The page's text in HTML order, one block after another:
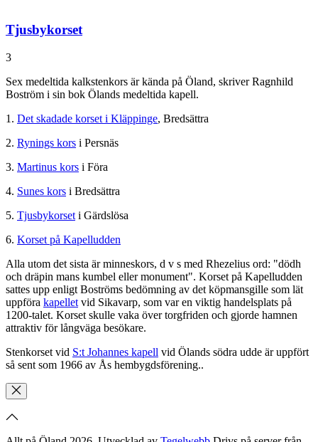
Tjusbykorset
3
Sex medeltida kalkstenkors är kända på Öland, skriver Ragnhild
Boström i sin bok Ölands medeltida kapell.
1. Det skadade korset i Kläppinge, Bredsättra
2. Rynings kors i Persnäs
3. Martinus kors i Föra
4. Sunes kors i Bredsättra
5. Tjusbykorset i Gärdslösa
6. Korset på Kapelludden
Alla utom det sista är minneskors, d v s med Rhezelius ord: "dödh
och dräpin mans kumbel eller monument". Korset på Kapelludden
sattes upp enligt Boströms bedömning av det köpmansgille som lät
uppföra kapellet vid Sikavarp, som var en viktig handelsplats på
1200-talet. Korset skulle vaka över torgfriden och gjorde hamnen
attraktiv för långväga besökare.
Stenkorset vid S:t Johannes kapell vid Ölands södra udde är uppfört
så sent som 1966 av Ås hembygdsförening..